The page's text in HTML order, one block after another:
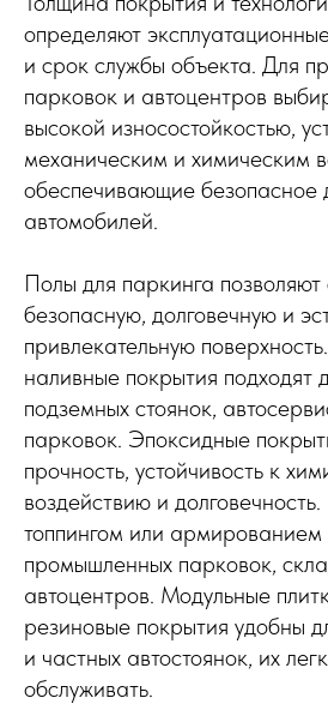
определяют
и срок службы объекта. Для
парковок и автоцентров
высокой износостойкостью,
механическим и химическим
обеспечивающие безопасное
автомобилей.
Полы для паркинга позволяют
безопасную, долговечную и
привлекательную
наливные покрытия подходят
подземных стоянок,
парковок. Эпоксидные
прочность, устойчивость к
воздействию и
топпингом или армированием
промышленных парковок,
автоцентров. Модульные
резиновые покрытия удобны
и частных автостоянок, их
обслуживать.